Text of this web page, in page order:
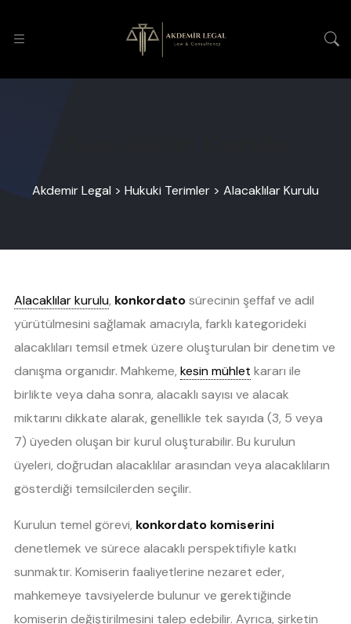
Akdemir Legal > Hukuki Terimler > Alacaklılar Kurulu
Alacaklılar kurulu, konkordatosürecinin şeffaf ve adil
yürütülmesini sağlamak amacıyla, farklı kategorideki
alacaklıları temsil etmek üzere oluşturulan bir denetim ve
danışma organıdır. Mahkeme, kesin mühlet kararı ile
birlikte veya daha sonra, alacaklı sayısı ve alacak
miktarını dikkate alarak, genellikle tek sayıda (3, 5 veya
7) üyeden oluşan bir kurul oluşturabilir. Bu kurulun
üyeleri, doğrudan alacaklılar arasından veya alacaklıların
gösterdiği temsilcilerden seçilir.
Kurulun temel görevi, konkordato komiserini
denetlemek ve sürece alacaklı perspektifiyle katkı
sunmaktır. Komiserin faaliyetlerine nezaret eder,
mahkemeye tavsiyelerde bulunur ve gerektiğinde
komiserin değiştirilmesini talep edebilir. Ayrıca, şirketin